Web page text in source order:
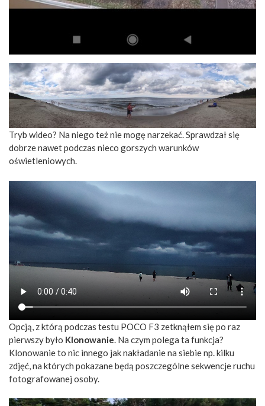
Tryb wideo? Na niego też nie mogę narzekać. Sprawdzał się
dobrze nawet podczas nieco gorszych warunków
oświetleniowych.
Opcją, z którą podczas testu POCO F3 zetknąłem się po raz
pierwszy było Klonowanie. Na czym polega ta funkcja?
Klonowanie to nic innego jak nakładanie na siebie np. kilku
zdjęć, na których pokazane będą poszczególne sekwencje ruchu
fotografowanej osoby.